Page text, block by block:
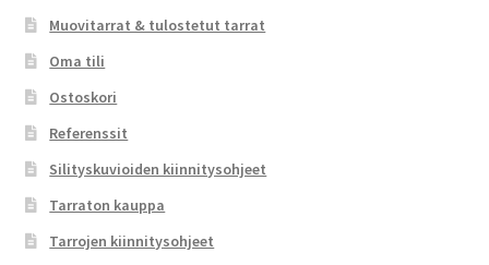
Muovitarrat & tulostetut tarrat
Oma tili
Ostoskori
Referenssit
Silityskuvioiden kiinnitysohjeet
Tarraton kauppa
Tarrojen kiinnitysohjeet